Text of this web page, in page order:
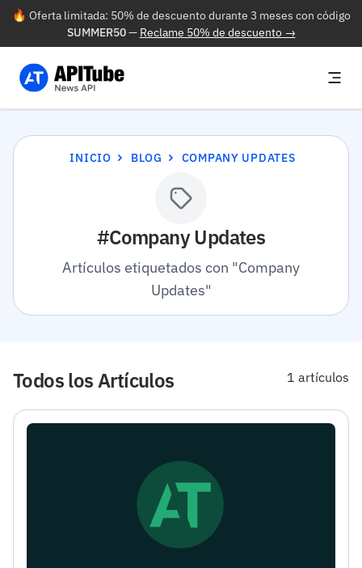
🔥 Oferta limitada: 50% de descuento durante 3 meses con código
SUMMER50— Reclame 50% de descuento →
INICIO BLOG COMPANY UPDATES
#Company Updates
Artículos etiquetados con "Company
Updates"
Todos los Artículos 1 artículos